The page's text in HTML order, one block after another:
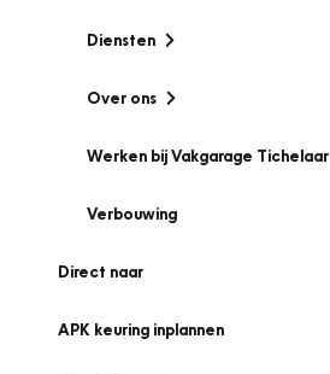
Diensten
Over ons
Werken bij Vakgarage Tichelaar
Verbouwing
Direct naar
APK keuring inplannen